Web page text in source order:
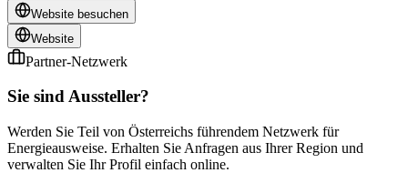
Website besuchen
Website
Partner-Netzwerk
Sie sind Aussteller?
Werden Sie Teil von Österreichs führendem Netzwerk für
Energieausweise. Erhalten Sie Anfragen aus Ihrer Region und
verwalten Sie Ihr Profil einfach online.